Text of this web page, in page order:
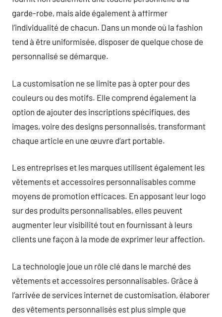
garde-robe, mais aide également à affirmer
l’individualité de chacun. Dans un monde où la fashion
tend à être uniformisée, disposer de quelque chose de
personnalisé se démarque.
La customisation ne se limite pas à opter pour des
couleurs ou des motifs. Elle comprend également la
option de ajouter des inscriptions spécifiques, des
images, voire des designs personnalisés, transformant
chaque article en une œuvre d’art portable.
Les entreprises et les marques utilisent également les
vêtements et accessoires personnalisables comme
moyens de promotion efficaces. En apposant leur logo
sur des produits personnalisables, elles peuvent
augmenter leur visibilité tout en fournissant à leurs
clients une façon à la mode de exprimer leur affection.
La technologie joue un rôle clé dans le marché des
vêtements et accessoires personnalisables. Grâce à
l’arrivée de services internet de customisation, élaborer
des vêtements personnalisés est plus simple que